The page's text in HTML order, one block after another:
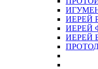
ИЕРЕЙ
ИЕРЕЙ
ИЕРЕЙ